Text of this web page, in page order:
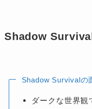
Shadow
Shadow Survivalの
ダークな世界観